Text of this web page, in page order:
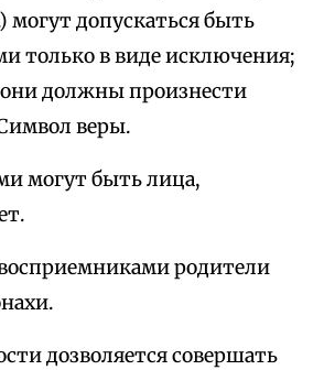
могут допускаться быть
только в виде исключения;
должны произнести
веры.
могут быть лица,
родители
дозволяется совершать